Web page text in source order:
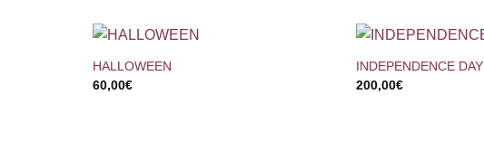
+
HALLOWEEN
60,00€
+
INDEPENDENCE DAY
200,00€